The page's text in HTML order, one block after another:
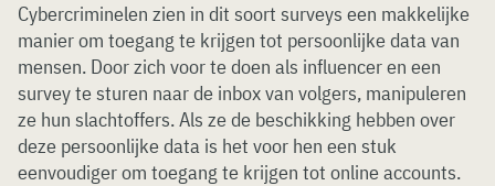
Cybercriminelen zien in dit soort surveys een makkelijke
manier om toegang te krijgen tot persoonlijke data van
mensen. Door zich voor te doen als influencer en een
survey te sturen naar de inbox van volgers, manipuleren
ze hun slachtoffers. Als ze de beschikking hebben over
deze persoonlijke data is het voor hen een stuk
eenvoudiger om toegang te krijgen tot online accounts.